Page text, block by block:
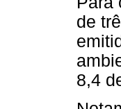
de
8,4